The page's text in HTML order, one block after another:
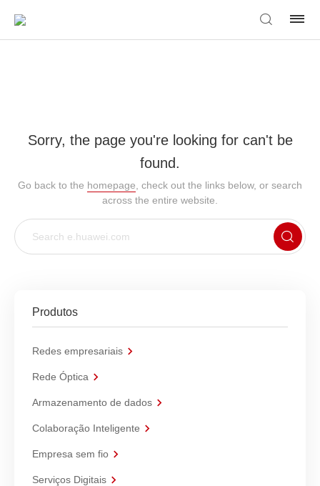
Sorry, the page you're looking for can't be
found.
Go back to the homepage , check out the links below, or search
across the entire website.
Produtos
Redes empresariais
Rede Óptica
Armazenamento de dados
Colaboração Inteligente
Empresa sem fio
Serviços Digitais